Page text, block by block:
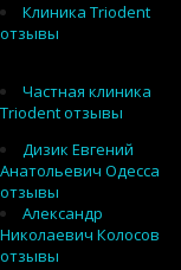
Клиника Triodent
отзывы
Частная клиника
Triodent отзывы
Дизик Евгений
Анатольевич Одесса
отзывы
Александр
Николаевич Колосов
отзывы